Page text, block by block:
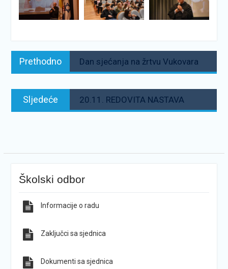
Navigacija
objava
Prethodno Prethodno:
Dan sjećanja na žrtvu Vukovara
Sljedeće 20.11. REDOVITA NASTAVA
Školski odbor
Informacije o radu
Zaključci sa sjednica
Dokumenti sa sjednica